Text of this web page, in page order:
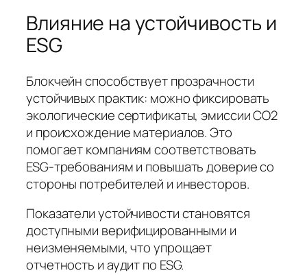
Влияние на устойчивость и
ESG
Блокчейн способствует прозрачности
устойчивых практик: можно фиксировать
экологические сертификаты, эмиссии CO2
и происхождение материалов. Это
помогает компаниям соответствовать
ESG-требованиям и повышать доверие со
стороны потребителей и инвесторов.
Показатели устойчивости становятся
доступными верифицированными и
неизменяемыми, что упрощает
отчетность и аудит по ESG.